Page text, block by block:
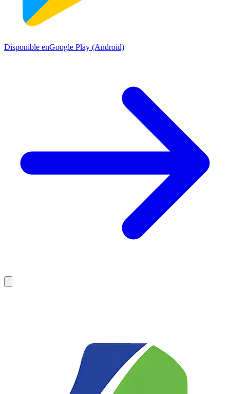
Disponible enGoogle Play (Android)